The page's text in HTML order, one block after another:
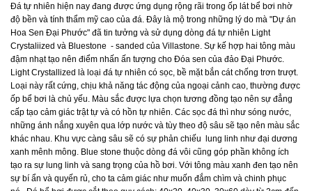
Đá tự nhiên hiện nay đang được ứng dụng rộng rãi trong ốp lát bể bơi nhờ
độ bền và tính thẩm mỹ cao của đá. Đây là mộ trong những lý do mà "Dự án
Hoa Sen Đại Phước" đã tin tưởng và sử dụng dòng đá tự nhiên Light
Crystaliized và Bluestone - sanded của Villastone. Sự kế hợp hai tông màu
đậm nhạt tạo nên điểm nhấn ấn tượng cho Đóa sen của đảo Đại Phước.
Light Crystallized là loại đá tự nhiên có sọc, bề mặt bắn cát chống trơn trượt.
Loại này rất cứng, chịu khả năng tác động của ngoại cảnh cao, thường được
ốp bể bơi là chủ yếu. Màu sắc được lựa chọn tương đồng tạo nên sự đẳng
cấp tạo cảm giác trật tự và có hồn tự nhiên. Các sọc đá thì như sóng nước,
những ánh nắng xuyên qua lớp nước và tùy theo độ sâu sẽ tạo nên màu sắc
khác nhau. Khu vực càng sâu sẽ có sự phản chiếu lung linh như đại dương
xanh mênh mông. Blue stone thuộc dòng đá vôi cũng góp phần không ích
tạo ra sự lung linh và sang trọng của hồ bơi. Với tông màu xanh đen tạo nên
sự bí ẩn và quyến rủ, cho ta cảm giác như muốn đắm chìm và chinh phục